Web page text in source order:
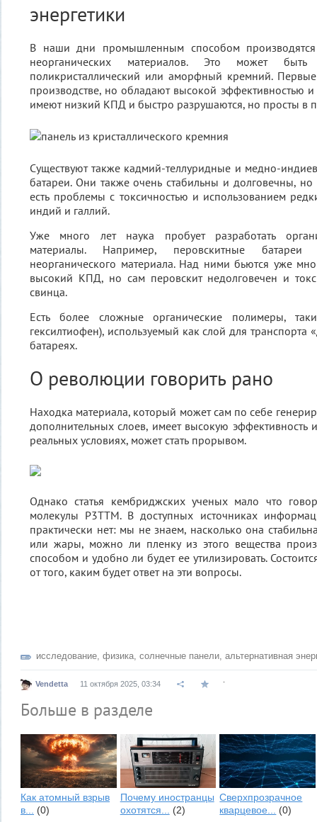
энергетики
В наши дни промышленным способом
неорганических материалов. Это может быть
поликристаллический или аморфный кремний.
производстве, но обладают высокой эффективностью
имеют низкий КПД и быстро разрушаются, но просты в
Существуют также кадмий-теллуридные и медно-
батареи. Они также очень стабильны и долговечны, но
есть проблемы с токсичностью и использованием
индий и галлий.
Уже много лет наука пробует разработать
материалы. Например, перовскитные
неорганического материала. Над ними бьются уже
высокий КПД, но сам перовскит недолговечен и
свинца.
Есть более сложные органические полимеры,
гексилтиофен), используемый как слой для транспорта
батареях.
О революции говорить рано
Находка материала, который может сам по себе
дополнительных слоев, имеет высокую эффективность
реальных условиях, может стать прорывом.
Однако статья кембриджских ученых мало что
молекулы P3TTM. В доступных источниках
практически нет: мы не знаем, насколько она
или жары, можно ли пленку из этого вещества
способом и удобно ли будет ее утилизировать.
от того, каким будет ответ на эти вопросы.
исследование, физика, солнечные панели, альтернативная
Vendetta 11 октября 2025, 03:34
Больше в разделе
Как атомный взрыв
в... (0)
Почему иностранцы
охотятся... (2)
Сверхпрозрачное
кварцевое... (0)